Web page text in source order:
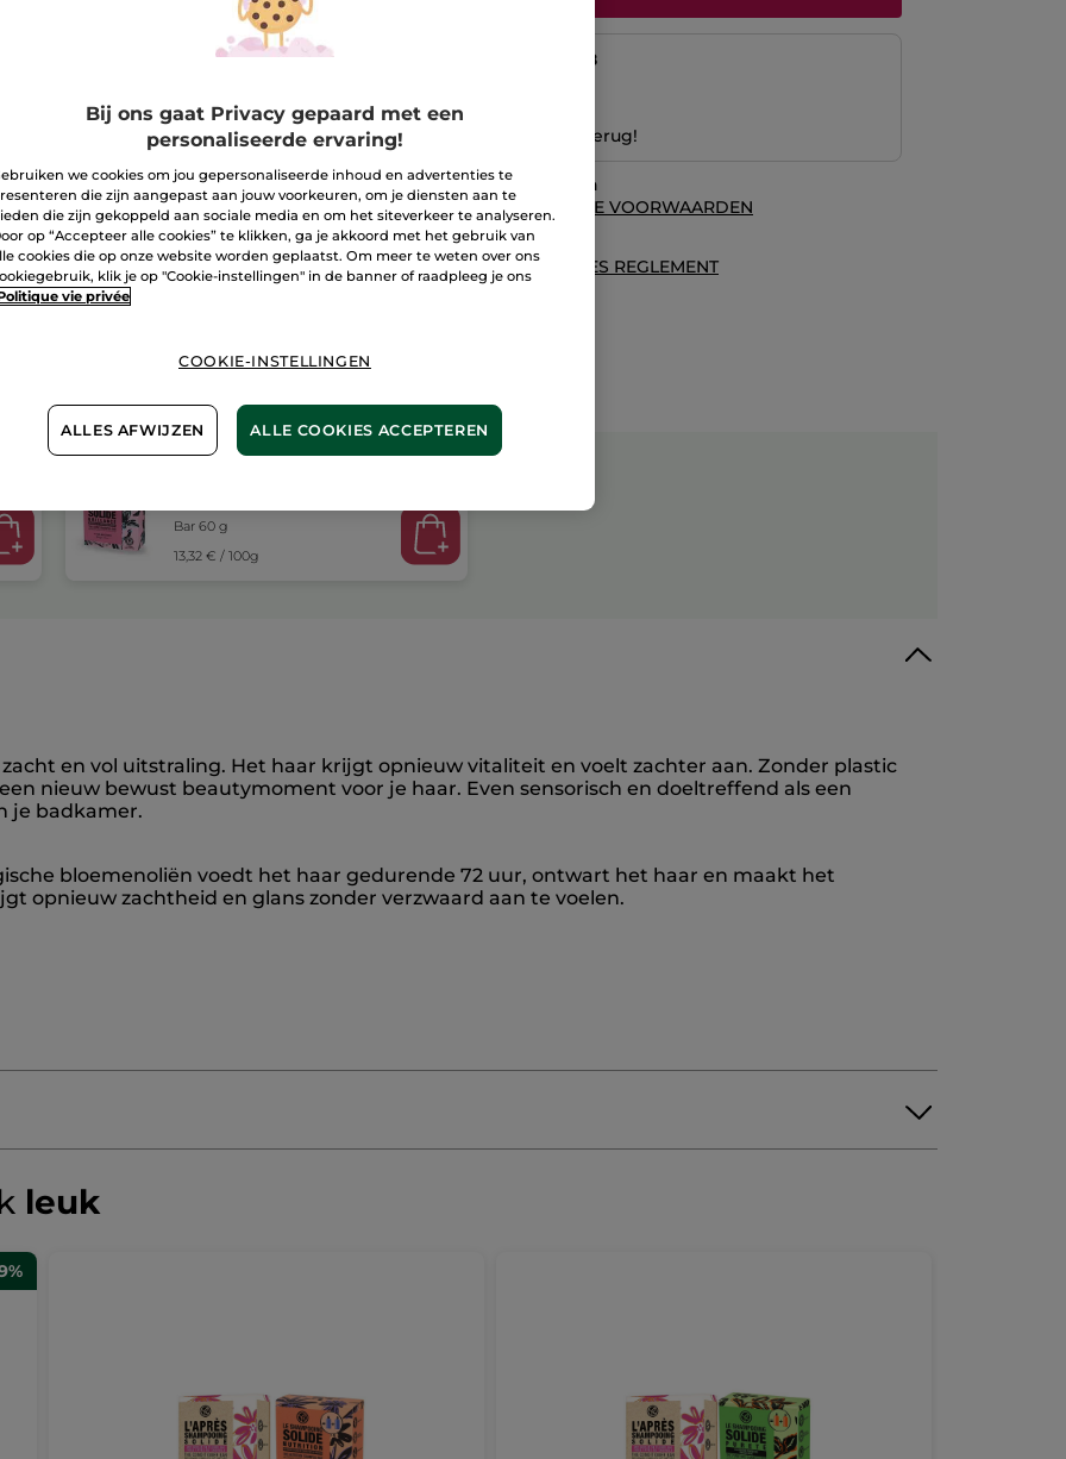
12/08
Niet tevreden? Geld terug!
Algemene Voorwaarden
LEES HIER DE ALGEMENE VOORWAARDEN
Klantenrecensies
LEES KLANTENRECENSIES REGLEMENT
Bar 60 g
13,32 € / 100g
en vol uitstraling. Het haar krijgt opnieuw vitaliteit en voelt zachter aan. Zonder plastic
nieuw bewust beautymoment voor je haar. Even sensorisch en doeltreffend als een
je badkamer.
bloemenoliën voedt het haar gedurende 72 uur, ontwart het haar en maakt het
opnieuw zachtheid en glans zonder verzwaard aan te voelen.
leuk
Bij ons gaat Privacy gepaard met een
personaliseerde ervaring!
we cookies om jou gepersonaliseerde inhoud en advertenties te
die zijn aangepast aan jouw voorkeuren, om je diensten aan te
die zijn gekoppeld aan sociale media en om het siteverkeer te analyseren.
op “Accepteer alle cookies” te klikken, ga je akkoord met het gebruik van
cookies die op onze website worden geplaatst. Om meer te weten over ons
klik je op "Cookie-instellingen" in de banner of raadpleeg je ons
vie privée
COOKIE-INSTELLINGEN
ALLES AFWIJZEN ALLE COOKIES ACCEPTEREN